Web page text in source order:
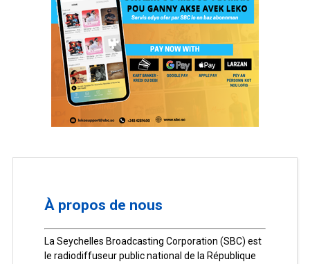
À propos de nous
La Seychelles Broadcasting Corporation (SBC) est
le radiodiffuseur public national de la République